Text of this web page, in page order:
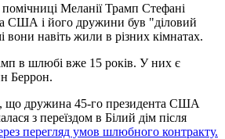
Меланії Трамп Стефані
США і його дружини був "діловий
навіть жили в різних кімнатах.
в шлюбі вже 15 років. У них є
Беррон.
що дружина 45-го президента США
з переїздом в Білий дім після
перегляд умов шлюбного контракту.